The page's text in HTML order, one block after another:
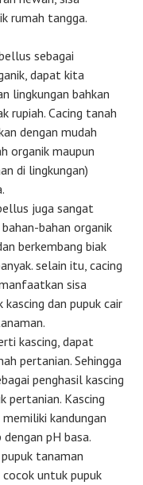
rumah tangga.
sebagai
dapat kita
lingkungan bahkan
rupiah. Cacing tanah
dengan mudah
organik maupun
di lingkungan)
juga sangat
bahan organik
berkembang biak
selain itu, cacing
sisa
dan pupuk cair
kascing, dapat
pertanian. Sehingga
penghasil kascing
pertanian. Kascing
kandungan
pH basa.
tanaman
untuk pupuk